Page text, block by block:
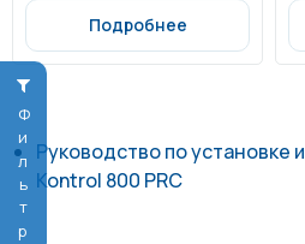
Фильтр
Подробнее
Руководство по установке
Kontrol 800 PRC